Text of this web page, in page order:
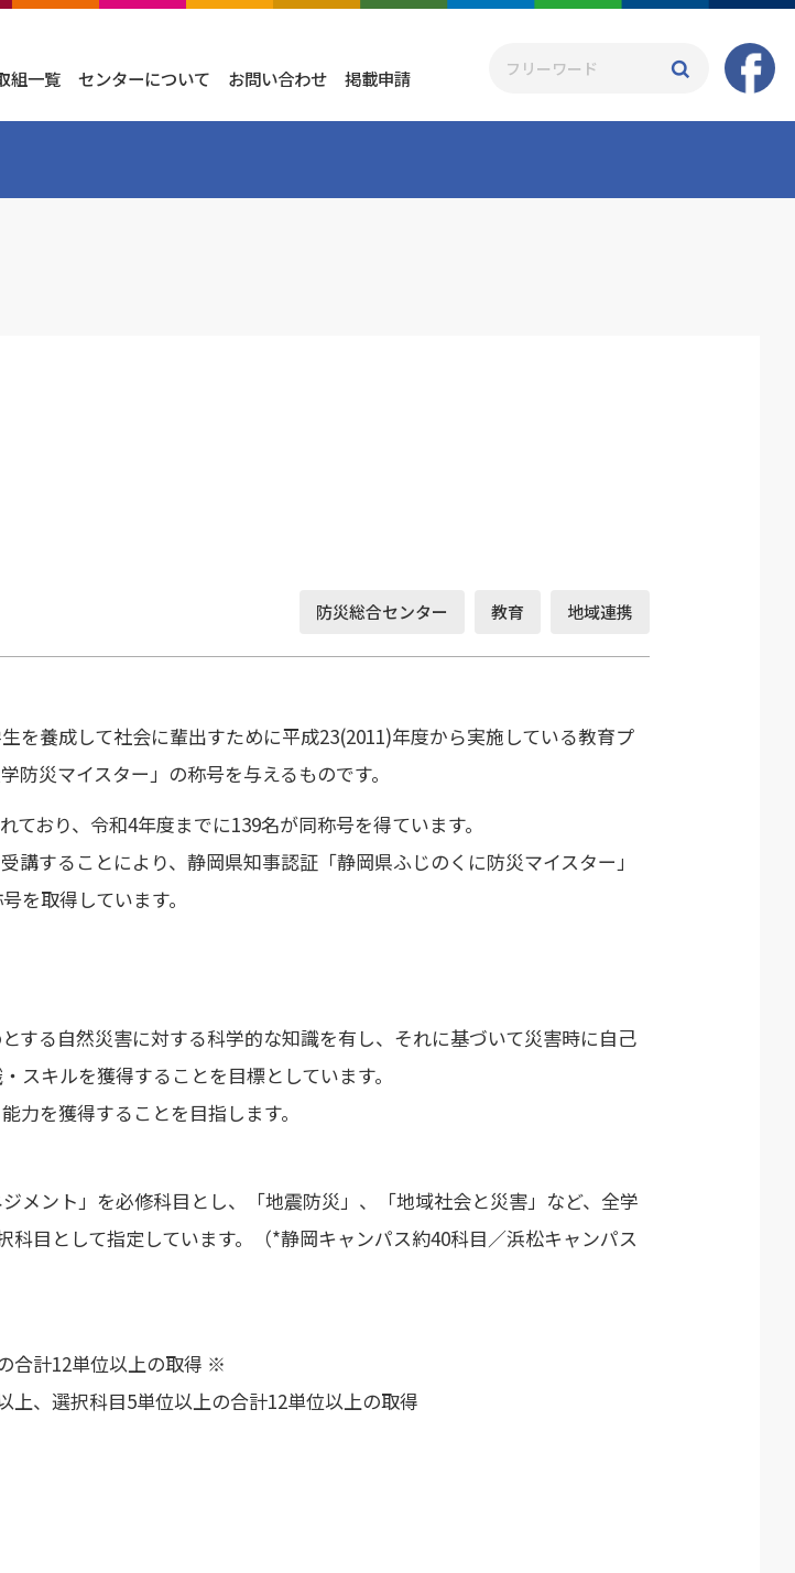
組一覧 センターについて お問い合わせ 掲載申請
防災総合センター 教育 地域連携
養成して社会に輩出すために平成23(2011)年度から実施している教育プ
災マイスター」の称号を与えるものです。
おり、令和4年度までに139名が同称号を得ています。
することにより、静岡県知事認証「静岡県ふじのくに防災マイスター」
を取得しています。
する自然災害に対する科学的な知識を有し、それに基づいて災害時に自己
キルを獲得することを目標としています。
力を獲得することを目指します。
メント」を必修科目とし、「地震防災」、「地域社会と災害」など、全学
目として指定しています。（*静岡キャンパス約40科目／浜松キャンパス
合計12単位以上の取得 ※
、選択科目5単位以上の合計12単位以上の取得